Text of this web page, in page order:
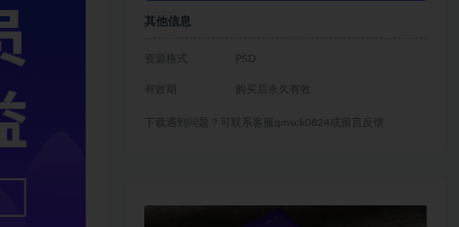
其他信息
资源格式 PSD
有效期 购买后永久有效
下载遇到问题？可联系客服qmsck0824或留言反馈